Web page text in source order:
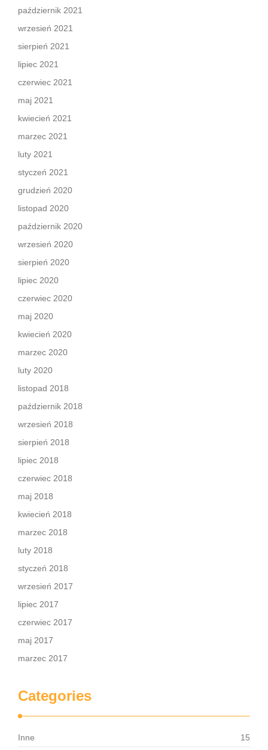
październik 2021
wrzesień 2021
sierpień 2021
lipiec 2021
czerwiec 2021
maj 2021
kwiecień 2021
marzec 2021
luty 2021
styczeń 2021
grudzień 2020
listopad 2020
październik 2020
wrzesień 2020
sierpień 2020
lipiec 2020
czerwiec 2020
maj 2020
kwiecień 2020
marzec 2020
luty 2020
listopad 2018
październik 2018
wrzesień 2018
sierpień 2018
lipiec 2018
czerwiec 2018
maj 2018
kwiecień 2018
marzec 2018
luty 2018
styczeń 2018
wrzesień 2017
lipiec 2017
czerwiec 2017
maj 2017
marzec 2017
Categories
Inne 15